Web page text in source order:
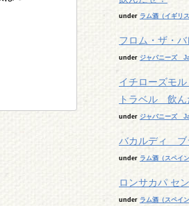
under ラム酒（イギリ
フロム・ザ・
under ジャパニーズ
イチローズモ
トラベル 飲ん
under ジャパニーズ
バカルディ ブ
under ラム酒（スペイ
ロンサカパ セ
under ラム酒（スペイ